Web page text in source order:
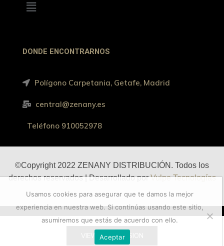
DONDE ENCONTRARNOS
Polígono Carpetania, Getafe, Madrid
central@zenany.es
Teléfono 910052978
©Copyright 2022 ZENANY DISTRIBUCIÓN. Todos los
derechos reservados | Desarrollado porVulpe Tecnologías
VIEW AMP VERSION
Usamos cookies para asegurar que te damos la mejor
experiencia en nuestra web. Si continúas usando este sitio,
asumiremos que estás de acuerdo con ello.
Aceptar